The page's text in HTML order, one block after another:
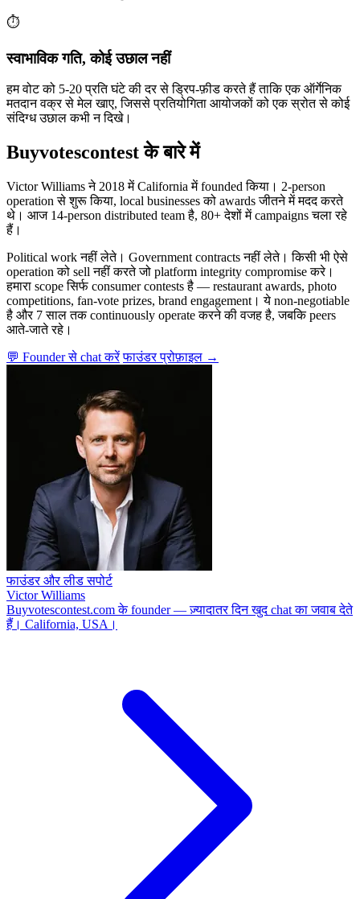
⏱️
स्वाभाविक गति, कोई उछाल नहीं
हम वोट को 5-20 प्रति घंटे की दर से ड्रिप-फ़ीड करते हैं ताकि एक ऑर्गेनिक
मतदान वक्र से मेल खाए, जिससे प्रतियोगिता आयोजकों को एक स्रोत से कोई
संदिग्ध उछाल कभी न दिखे।
Buyvotescontest के बारे में
Victor Williams ने 2018 में California में founded किया। 2-person
operation से शुरू किया, local businesses को awards जीतने में मदद करते
थे। आज 14-person distributed team है, 80+ देशों में campaigns चला रहे
हैं।
Political work नहीं लेते। Government contracts नहीं लेते। किसी भी ऐसे
operation को sell नहीं करते जो platform integrity compromise करे।
हमारा scope सिर्फ consumer contests है — restaurant awards, photo
competitions, fan-vote prizes, brand engagement। ये non-negotiable
है और 7 साल तक continuously operate करने की वजह है, जबकि peers
आते-जाते रहे।
💬 Founder से chat करें फाउंडर प्रोफ़ाइल →
फाउंडर और लीड सपोर्ट
Victor Williams
Buyvotescontest.com के founder — ज़्यादातर दिन खुद chat का जवाब देते
हैं। California, USA।